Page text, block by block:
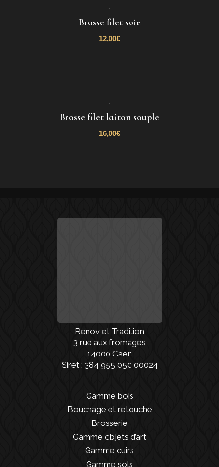
Brosse filet soie
12,00€
Brosse filet laiton souple
16,00€
Renov et Tradition
3 rue aux fromages
14000 Caen
Siret : 384 955 050 00024
Gamme bois
Bouchage et retouche
Brosserie
Gamme objets d’art
Gamme cuirs
Gamme sols